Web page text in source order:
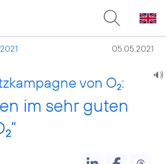
05.05.2021
von O2:
im sehr guten
2“